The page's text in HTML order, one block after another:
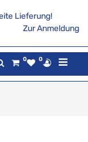
Lieferung!
Zur Anmeldung
0 0